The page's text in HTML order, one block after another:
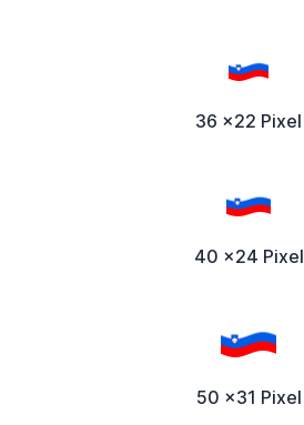
36 x22 Pixel
40 x24 Pixel
50 x31 Pixel